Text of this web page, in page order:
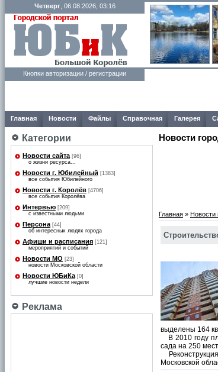
Четверг, 06.08.2026, 03:16
Кнопки авторизации / регистрации
Главная Новости Файлы Справочная Галерея
Категории
Новости сайта [96]
о жизни ресурса...
Новости г. Юбилейный [1383]
все события Юбилейного
Новости г. Королёв [4706]
все события Королёва
Интервью [209]
с известными людьми
Персона [44]
об интересных людях города
Афиши и расписания [121]
мероприятий и событий
Новости МО [23]
новости Московской области
Новости ЮБиКа [0]
лучшие новости недели
Реклама
Новости
Главная » Новости
выделены 164
В 2010 году
сада на 250
Московской